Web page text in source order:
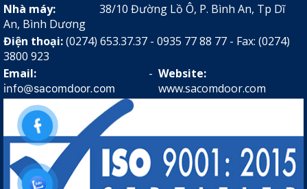
Nhà máy: 38/10 Đường Lồ Ô, P. Bình An, Tp Dĩ
An, Bình Dương
Điện thoại:(0274) 653.37.37 - 0935 77 88 77 - Fax: (0274)
3800 923
Email:
info@sacomdoor.com
- Website:
www.sacomdoor.com